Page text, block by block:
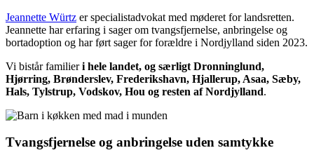
Jeannette Würtz er specialistadvokat med møderet for landsretten.
Jeannette har erfaring i sager om tvangsfjernelse, anbringelse og
bortadoption og har ført sager for forældre i Nordjylland siden 2023.
Vi bistår familieri hele landet, og særligt Dronninglund,
Hjørring, Brønderslev, Frederikshavn, Hjallerup, Asaa, Sæby,
Hals, Tylstrup, Vodskov, Hou og resten af Nordjylland.
Tvangsfjernelse og anbringelse uden samtykke